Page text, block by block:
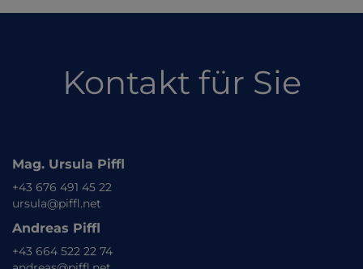
Kontakt für Sie
Mag. Ursula Piffl
+43 676 491 45 22
ursula@piffl.net
Andreas Piffl
+43 664 522 22 74